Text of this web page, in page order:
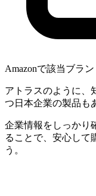
Amazonで該当ブラ
アトラスのように、
つ日本企業の製品も
企業情報をしっかり
ることで、安心して
う。